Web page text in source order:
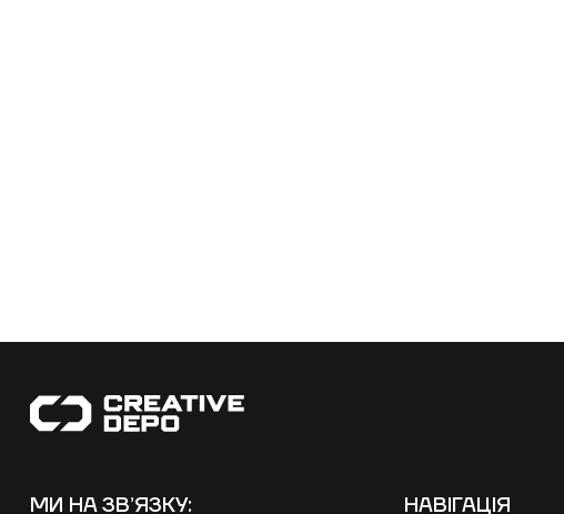
ЗАМОВЛЕННЯ
МИ НА ЗВʼЯЗКУ: НАВІГАЦІЯ